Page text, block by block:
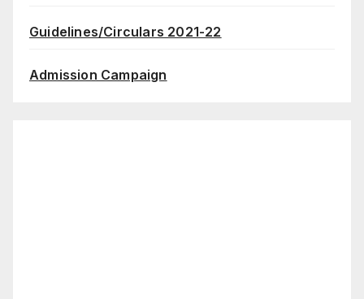
Guidelines/Circulars 2021-22
Admission Campaign